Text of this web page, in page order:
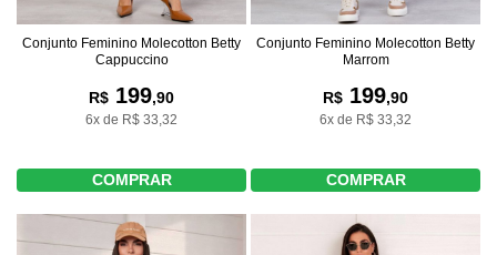
Conjunto Feminino Molecotton Betty
Cappuccino
R$ 199,90
6x de R$ 33,32
COMPRAR
Conjunto Feminino Molecotton Betty
Marrom
R$ 199,90
6x de R$ 33,32
COMPRAR